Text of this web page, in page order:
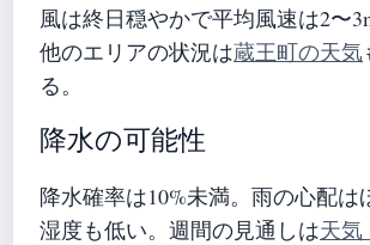
風は終日穏やかで平均風速は2〜
他のエリアの状況は蔵王町の天気
る。
降水の可能性
降水確率は10%未満。雨の心配は
湿度も低い。週間の見通しは天気